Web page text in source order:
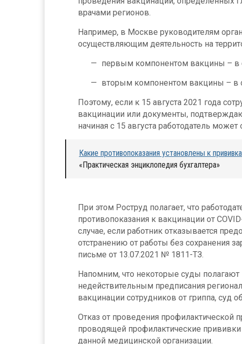
врачами регионов.
Например, в Москве руководителям
осуществляющим деятельность на
первым компонентом вакцины – в
вторым компонентом вакцины – в
Поэтому, если к 15 августа 2021 года
вакцинации или документы,
начиная с 15 августа работодатель может
Какие противопоказания установлены к
«Практическая энциклопедия бухгалтера»
При этом Роструд полагает, что
противопоказания к вакцинации от
случае, если работник отказывается
отстранению от работы без сохранения
письме от 13.07.2021 № 1811-ТЗ.
Напомним, что некоторые суды полагают
недействительным предписания
вакцинации сотрудников от гриппа, суд
Отказ от проведения профилактической
проводящей профилактические
данной медицинской организации.